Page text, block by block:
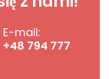
E-mail:
+48 794 777